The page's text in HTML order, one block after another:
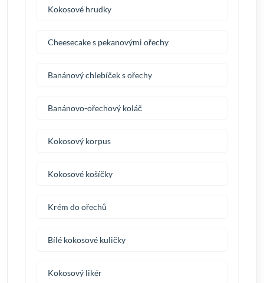
Kokosové hrudky
Cheesecake s pekanovými ořechy
Banánový chlebíček s ořechy
Banánovo-ořechový koláč
Kokosový korpus
Kokosové košíčky
Krém do ořechů
Bílé kokosové kuličky
Kokosový likér